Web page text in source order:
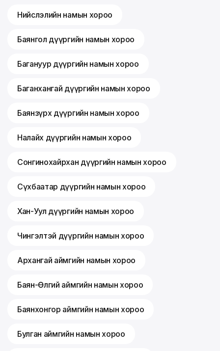
Нийслэлийн намын хороо
Баянгол дүүргийн намын хороо
Багануур дүүргийн намын хороо
Баганхангай дүүргийн намын хороо
Баянзүрх дүүргийн намын хороо
Налайх дүүргийн намын хороо
Сонгинохайрхан дүүргийн намын хороо
Сүхбаатар дүүргийн намын хороо
Хан-Уул дүүргийн намын хороо
Чингэлтэй дүүргийн намын хороо
Архангай аймгийн намын хороо
Баян-Өлгий аймгийн намын хороо
Баянхонгор аймгийн намын хороо
Булган аймгийн намын хороо